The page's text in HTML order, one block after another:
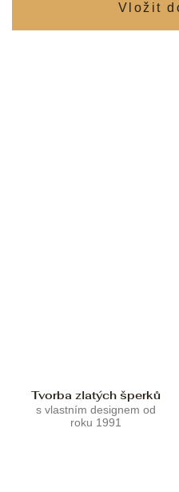
Tvorba zlatých šperků
s vlastním designem od
roku 1991